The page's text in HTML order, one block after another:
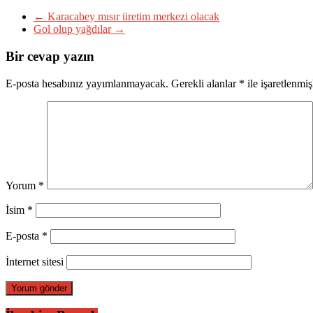
← Karacabey mısır üretim merkezi olacak
Gol olup yağdılar →
Bir cevap yazın
E-posta hesabınız yayımlanmayacak. Gerekli alanlar * ile
Yorum *
İsim *
E-posta *
İnternet sitesi